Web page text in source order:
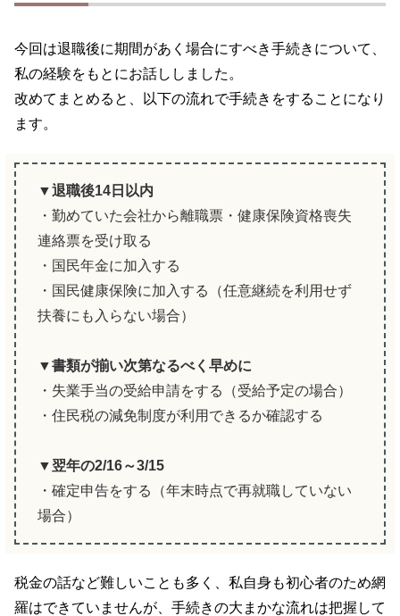
今回は退職後に期間があく場合にすべき手続きについて、
私の経験をもとにお話ししました。
改めてまとめると、以下の流れで手続きをすることになり
ます。
▼退職後14日以内
・勤めていた会社から離職票・健康保険資格喪失
連絡票を受け取る
・国民年金に加入する
・国民健康保険に加入する（任意継続を利用せず
扶養にも入らない場合）
▼書類が揃い次第なるべく早めに
・失業手当の受給申請をする（受給予定の場合）
・住民税の減免制度が利用できるか確認する
▼翌年の2/16～3/15
・確定申告をする（年末時点で再就職していない
場合）
税金の話など難しいことも多く、私自身も初心者のため網
羅はできていませんが、手続きの大まかな流れは把握して